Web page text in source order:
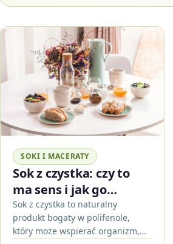
SOKI I MACERATY
Sok z czystka: czy to
ma sens i jak go
stosować w praktyce
Sok z czystka to naturalny
produkt bogaty w polifenole,
który może wspierać organizm,